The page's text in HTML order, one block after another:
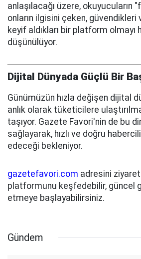
anlaşılacağı üzere, okuyucuların
onların ilgisini çeken,
keyif aldıkları bir platform olmayı
düşünülüyor.
Dijital Dünyada Güçlü Bir
Günümüzün hızla değişen dijital
anlık olarak tüketicilere
taşıyor. Gazete Favori'nin de bu
sağlayarak, hızlı ve doğru
edeceği bekleniyor.
gazetefavori.com adresini
platformunu keşfedebilir, güncel
etmeye başlayabilirsiniz.
Gündem